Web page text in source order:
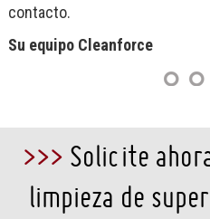
contacto.
Su equipo Cleanforce
>>> Solicite
limpieza de